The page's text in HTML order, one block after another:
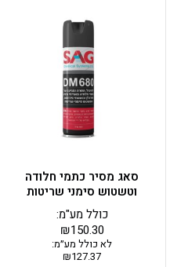
סאג מסיר כתמי חלודה
וטשטוש סימני שריטות
₪150.30
כולל מע"מ:
לא כולל מע״מ:
₪127.37